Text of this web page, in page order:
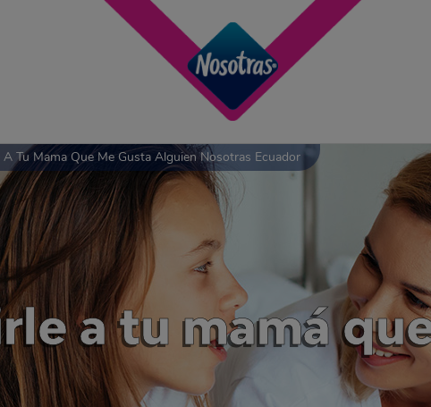
a tu mamá
Tu Mama Que Me Gusta Alguien Nosotras Ecuador